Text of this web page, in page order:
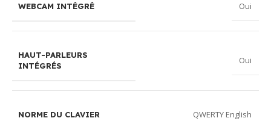
WEBCAM INTÉGRÉ Oui
HAUT-PARLEURS
INTÉGRÉS
Oui
NORME DU CLAVIER QWERTY English